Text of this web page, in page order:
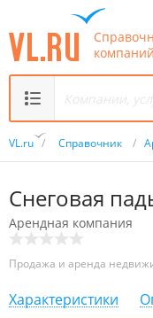
компаний
VL.ru / Справочник /
Снеговая
Арендная компания
Продажа и аренда
Характеристики